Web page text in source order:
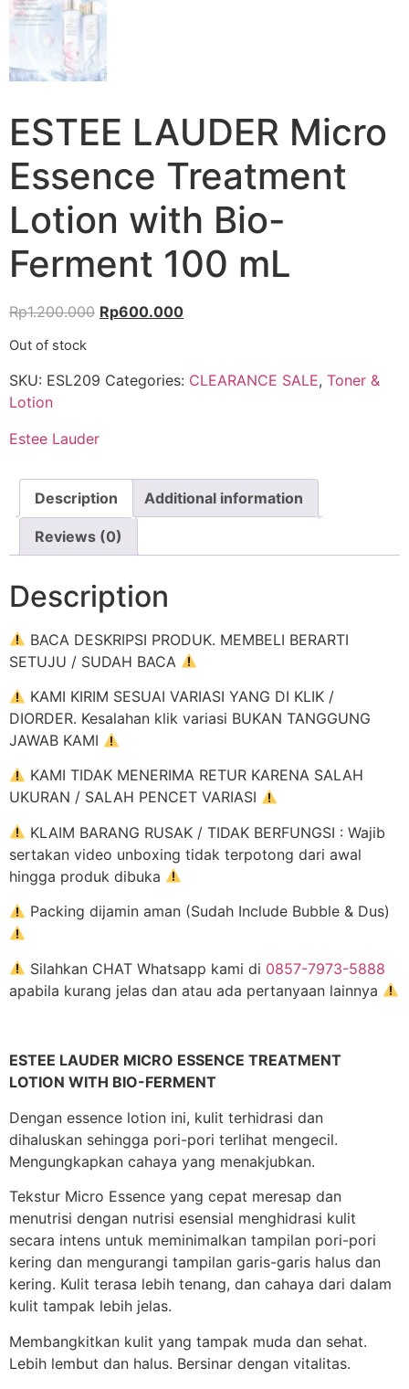
ESTEE LAUDER Micro
Essence Treatment
Lotion with Bio-
Ferment 100 mL
Rp1.200.000 Rp600.000
Out of stock
SKU: ESL209 Categories: CLEARANCE SALE, Toner &
Lotion
Estee Lauder
Description Additional information
Reviews (0)
Description
BACA DESKRIPSI PRODUK. MEMBELI BERARTI
SETUJU / SUDAH BACA
KAMI KIRIM SESUAI VARIASI YANG DI KLIK /
DIORDER. Kesalahan klik variasi BUKAN TANGGUNG
JAWAB KAMI
KAMI TIDAK MENERIMA RETUR KARENA SALAH
UKURAN / SALAH PENCET VARIASI
KLAIM BARANG RUSAK / TIDAK BERFUNGSI : Wajib
sertakan video unboxing tidak terpotong dari awal
hingga produk dibuka
Packing dijamin aman (Sudah Include Bubble & Dus)
Silahkan CHAT Whatsapp kami di 0857-7973-5888
apabila kurang jelas dan atau ada pertanyaan lainnya
ESTEE LAUDER MICRO ESSENCE TREATMENT
LOTION WITH BIO-FERMENT
Dengan essence lotion ini, kulit terhidrasi dan
dihaluskan sehingga pori-pori terlihat mengecil.
Mengungkapkan cahaya yang menakjubkan.
Tekstur Micro Essence yang cepat meresap dan
menutrisi dengan nutrisi esensial menghidrasi kulit
secara intens untuk meminimalkan tampilan pori-pori
kering dan mengurangi tampilan garis-garis halus dan
kering. Kulit terasa lebih tenang, dan cahaya dari dalam
kulit tampak lebih jelas.
Membangkitkan kulit yang tampak muda dan sehat.
Lebih lembut dan halus. Bersinar dengan vitalitas.